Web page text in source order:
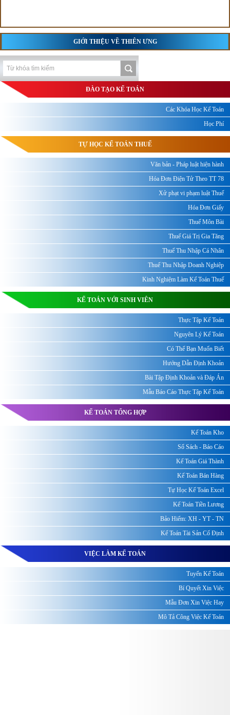
GIỚI THIỆU VỀ THIÊN ƯNG
ĐÀO TẠO KẾ TOÁN
Các Khóa Học Kế Toán
Học Phí
TỰ HỌC KẾ TOÁN THUẾ
Văn bản - Pháp luật hiện hành
Hóa Đơn Điện Tử Theo TT 78
Xử phạt vi phạm luật Thuế
Hóa Đơn Giấy
Thuế Môn Bài
Thuế Giá Trị Gia Tăng
Thuế Thu Nhập Cá Nhân
Thuế Thu Nhập Doanh Nghiệp
Kinh Nghiệm Làm Kế Toán Thuế
KẾ TOÁN VỚI SINH VIÊN
Thực Tập Kế Toán
Nguyên Lý Kế Toán
Có Thể Bạn Muốn Biết
Hướng Dẫn Định Khoản
Bài Tập Định Khoản và Đáp Án
Mẫu Báo Cáo Thực Tập Kế Toán
KẾ TOÁN TỔNG HỢP
Kế Toán Kho
Sổ Sách - Báo Cáo
Kế Toán Giá Thành
Kế Toán Bán Hàng
Tự Học Kế Toán Excel
Kế Toán Tiền Lương
Bảo Hiểm: XH - YT - TN
Kế Toán Tài Sản Cố Định
VIỆC LÀM KẾ TOÁN
Tuyển Kế Toán
Bí Quyết Xin Việc
Mẫu Đơn Xin Việc Hay
Mô Tả Công Việc Kế Toán